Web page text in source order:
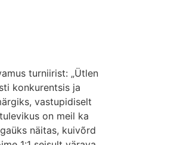
turniirist: „Ütlen
konkurentsis ja
vastupidiselt
on meil ka
näitas, kuivõrd